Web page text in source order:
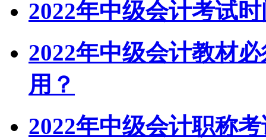
2022年中级会计考试
2022年中级会计教材
用？
2022年中级会计职称